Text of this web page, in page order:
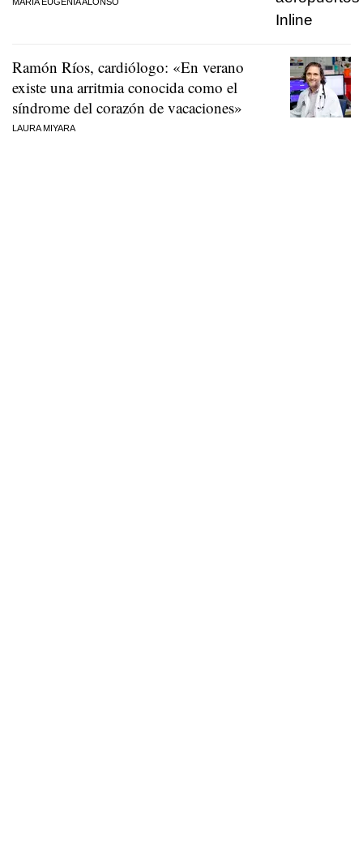
Ramón Ríos, cardiólogo: «En verano
existe una arritmia conocida como el
síndrome del corazón de vacaciones»
LAURA MIYARA